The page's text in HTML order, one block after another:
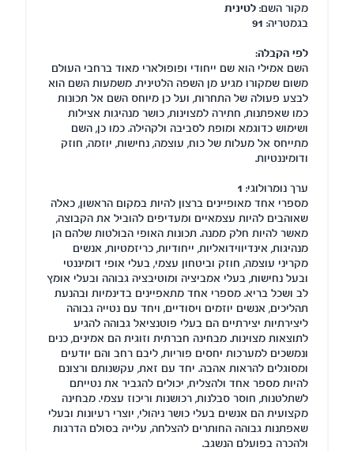
מקור השם: לטינית
בגמטריה: 91
לפי הקבלה:
השם אמילי הוא שם ייחודי ופופולארי מאוד ברחבי העולם
משום שמקורו מגיע מן השפה הלטינית. משמעות השם הוא
לבצע פעולה של התחרות, ועל כן מיוחס השם אל תכונות
כמו שאפתנות, חתירה למצוינות, כושר מנהיגות אצילות
ושימוש כדוגמא ומופת לסביבה ולקהילה. כמו כן, השם
מתייחס אל מעלות של כוח, עוצמה, נחישות, יוזמה, חוזק
ודומיננטיות.
ערך נומרולוגי: 1
מספרי אחד מאופיינים ברצון להיות במקום הראשון, כאלה
שאוהבים להיות עצמאיים ומעדיפים להוביל את הקבוצה,
מאשר להיות חלק ממנה. תכונות האופי הבולטות שלהם הן
מנהיגות, אינדיווידואליות, ייחודיות, כריזמטיות, אנשים
מקריני עוצמה, חוזק וביטחון עצמי, בעלי אופי דומיננטי
ובעל נחישות, בעלי אמביציה ומוטיבציה גבוהה ובעלי אומץ
לב ושכל בריא. מספרי אחד מתאפיינים בדינמיות ובהנעת
תהליכים, אנשים יוזמים ויסודיים, ויחד עם נטייה גבוהה
ליצירתיות יצירתיים הם בעלי פוטנציאל גבוהה להגיע
לתוצאות מצוינות. מבחינה חברתית וזוגית הם אמינים, כנים
ונמשכים למערכות יחסים פוריות, ליבם רחב והם יודעים
ומסוגלים להראות אהבה. יחד עם זאת, עקשנותם ורצונם
להיות מספר אחד ולהצליח, יכולים להגביר את נטייתם
לשתלטנות, חוסר סבלנות, רכושנות וריכוז עצמי. מבחינה
מקצועית הם אנשים בעלי כושר ניהולי, יוצרי רעיונות ובעלי
שאפתנות גבוהה החותרים להצלחה, עלייה בסולם הדרגות
ולהכרה בפועלם הנשגב.